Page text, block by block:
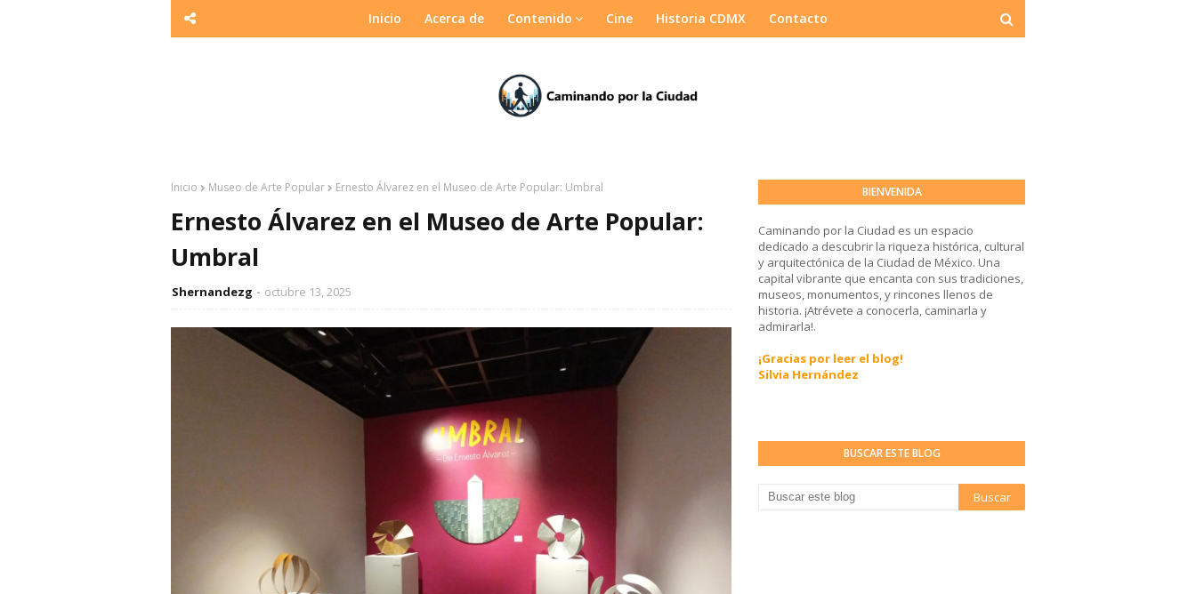
Inicio Acerca de Contenido Cine Historia CDMX Contacto
Inicio Museo de Arte Popular Ernesto Álvarez en el Museo de Arte Popular: Umbral
Ernesto Álvarez en el Museo de Arte Popular:
Umbral
Shernandezg octubre 13, 2025
BIENVENIDA
Caminando por la Ciudad es un espacio
dedicado a descubrir la riqueza histórica, cultural
y arquitectónica de la Ciudad de México. Una
capital vibrante que encanta con sus tradiciones,
museos, monumentos, y rincones llenos de
historia. ¡Atrévete a conocerla, caminarla y
admirarla!.
¡Gracias por leer el blog!
Silvia Hernández
BUSCAR ESTE BLOG